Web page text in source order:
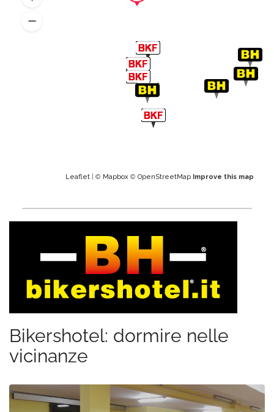
Leaflet | © Mapbox © OpenStreetMap Improve this map
Bikershotel: dormire nelle
vicinanze